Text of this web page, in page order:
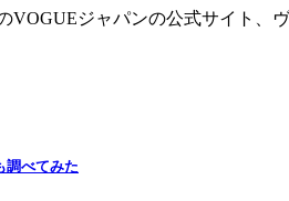
ジャパンの公式サイト
調べてみた